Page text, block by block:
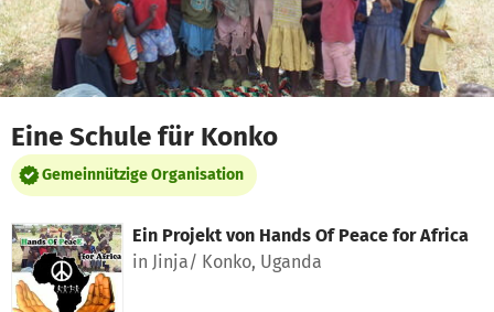
Eine Schule für Konko
Gemeinnützige Organisation
Ein Projekt von Hands Of Peace for Africa
in Jinja/ Konko, Uganda